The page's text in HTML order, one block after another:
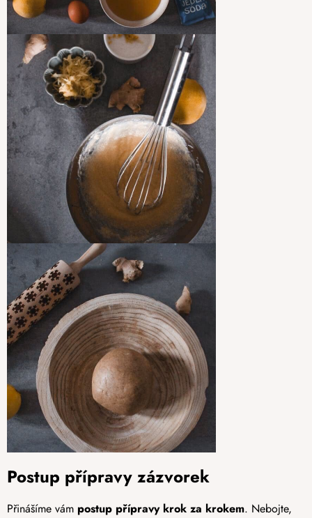
Postup přípravy zázvorek
Přinášíme vám postup přípravy krok za krokem. Nebojte,